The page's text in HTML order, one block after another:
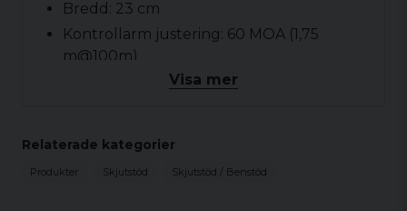
Bredd: 23 cm
Kontrollarm justering: 60 MOA (1,75
m@100m)
Stöd justerbart 10 cm i höjd
Visa mer
Relaterade kategorier
Produkter Skjutstöd Skjutstöd / Benstöd